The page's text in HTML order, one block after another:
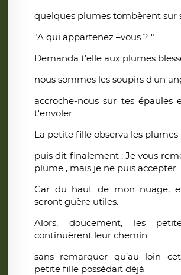
quelques plumes tombèrent sur
"A qui appartenez –vous ? "
Demanda t’elle aux plumes
nous sommes les soupirs d'un
accroche-nous sur tes épaules
t'envoler
La petite fille observa les
puis dit finalement : Je vous
plume , mais je ne puis accepter
Car du haut de mon nuage,
seront guère utiles.
Alors, doucement, les
continuèrent leur chemin
sans remarquer qu’au loin
petite fille possédait déjà